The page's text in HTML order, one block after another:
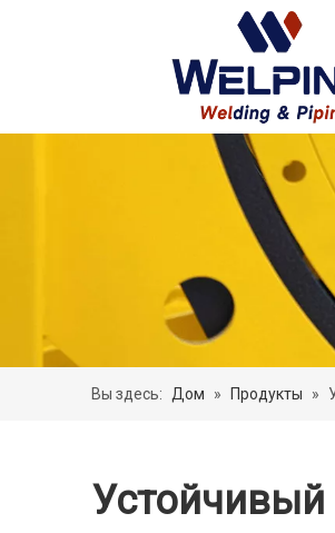
Вы здесь: Дом » Продукты »